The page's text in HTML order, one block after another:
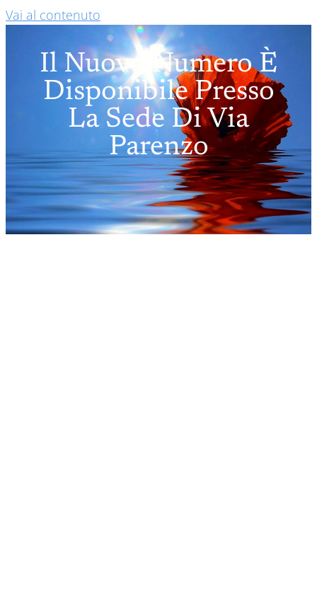
Vai al contenuto
Il Nuovo Numero È
Disponibile Presso
La Sede Di Via
Parenzo